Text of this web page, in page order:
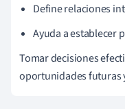
Define relaciones
Ayuda a establecer
Tomar decisiones
oportunidades futuras